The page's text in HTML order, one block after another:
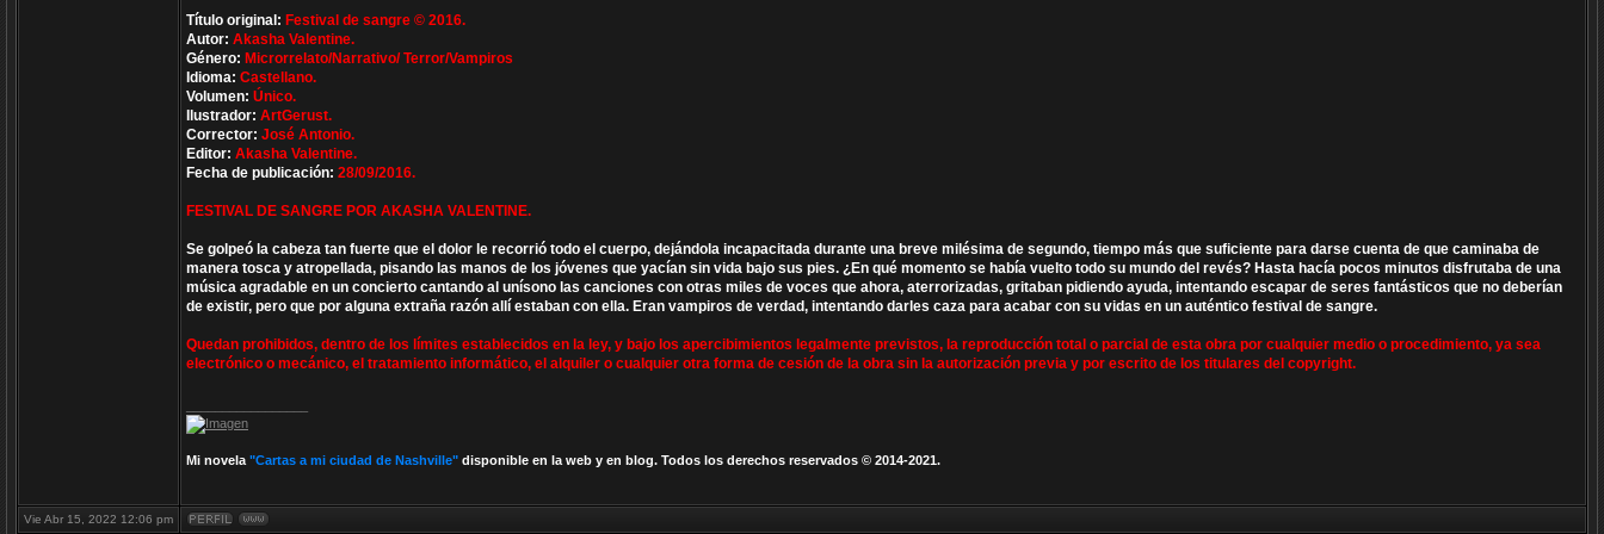
Título original: Festival de sangre © 2016.
Autor: Akasha Valentine.
Género: Microrrelato/Narrativo/ Terror/Vampiros
Idioma: Castellano.
Volumen: Único.
Ilustrador: ArtGerust.
Corrector: José Antonio.
Editor: Akasha Valentine.
Fecha de publicación: 28/09/2016.
FESTIVAL DE SANGRE POR AKASHA VALENTINE.
Se golpeó la cabeza tan fuerte que el dolor le recorrió todo el cuerpo, dejándola incapacitada durante una breve milésima de segundo, tiempo más que suficiente para darse cuenta de que caminaba de
manera tosca y atropellada, pisando las manos de los jóvenes que yacían sin vida bajo sus pies. ¿En qué momento se había vuelto todo su mundo del revés? Hasta hacía pocos minutos disfrutaba de una
música agradable en un concierto cantando al unísono las canciones con otras miles de voces que ahora, aterrorizadas, gritaban pidiendo ayuda, intentando escapar de seres fantásticos que no deberían
de existir, pero que por alguna extraña razón allí estaban con ella. Eran vampiros de verdad, intentando darles caza para acabar con su vidas en un auténtico festival de sangre.
Quedan prohibidos, dentro de los límites establecidos en la ley, y bajo los apercibimientos legalmente previstos, la reproducción total o parcial de esta obra por cualquier medio o procedimiento, ya sea
electrónico o mecánico, el tratamiento informático, el alquiler o cualquier otra forma de cesión de la obra sin la autorización previa y por escrito de los titulares del copyright.
Mi novela "Cartas a mi ciudad de Nashville" disponible en la web y en blog. Todos los derechos reservados © 2014-2021.
Vie Abr 15, 2022 12:06 pm